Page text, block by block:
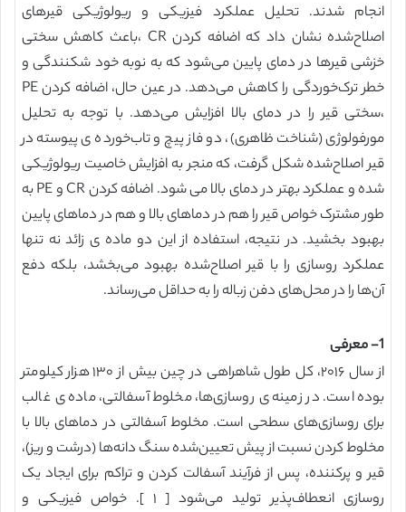
انجام شدند. تحلیل عملکرد فیزیکی و ریولوژیکی قیرهای
اصلاح‌شده نشان داد که اضافه کردن CR ،باعث کاهش سختی
خزشی قیرها در دمای پایین می‌شود که به نوبه خود شکنندگی و
خطر ترک‌خوردگی را کاهش می‌دهد. در عین حال، اضافه کردن PE
،سختی قیر را در دمای بالا افزایش می‌دهد. با توجه به تحلیل
مورفولوژی (شناخت ظاهری)، دو فاز پیچ و تاب‌خورده ی پیوسته در
قیر اصلاح‌شده شکل گرفت، که منجر به افزایش خاصیت ریولوژیکی
شده و عملکرد بهتر در دمای بالا می‌ شود. اضافه کردن CR و PE به
طور مشترک خواص قیر را هم در دماهای بالا و هم در دماهای پایین
بهبود بخشید. در نتیجه، استفاده از این دو ماده ی زائد نه تنها
عملکرد روسازی را با قیر اصلاح‌شده بهبود می‌بخشد، بلکه دفع
آن‌ها را در محل‌های دفن زباله را به حداقل می‌رساند.
1- معرفی
از سال ۲۰۱۶، کل طول شاهراهی در چین بیش از ۱۳۰ هزار کیلومتر
بوده است. در زمینه ی روسازی‌ها، مخلوط آسفالتی، ماده ی غالب
برای روسازی‌های سطحی است. مخلوط آسفالتی در دماهای بالا با
مخلوط کردن نسبت از پیش تعیین‌شده سنگ دانه‌ها (‏درشت و ریز)‏،
قیر و پرکننده، پس از فرآیند آسفالت کردن و تراکم برای ایجاد یک
روسازی انعطاف‌پذیر تولید می‌شود [‏ ۱ ]‏. خواص فیزیکی و